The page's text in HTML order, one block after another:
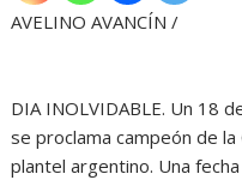
AVELINO AVANCÍN /
DIA INOLVIDABLE. Un 18
se proclama campeón de
plantel argentino. Una